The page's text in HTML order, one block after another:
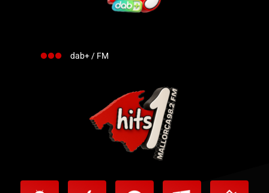
dab+ / FM